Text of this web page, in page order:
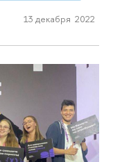
13 декабря 2022